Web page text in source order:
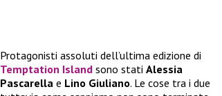
Protagonisti assoluti dell’ultima edizione di
Temptation Island sono stati Alessia
Pascarella e Lino Giuliano. Le cose tra i due